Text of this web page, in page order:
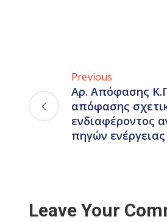
Previous
Αρ. Απόφασης
απόφασης
ενδιαφέροντος
πηγών
Leave Your